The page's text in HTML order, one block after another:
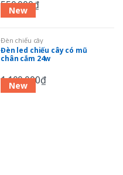
New
550.000₫
New
Đèn chiếu cây
Đèn led chiếu cây có mũ
chân cắm 24w
1.100.000₫